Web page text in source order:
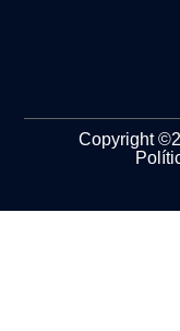
Copyright